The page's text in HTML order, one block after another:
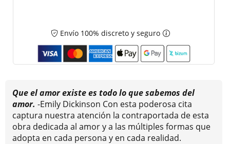
Envío 100% discreto y seguro
Que el amor existe es todo lo que sabemos del
amor. -Emily Dickinson Con esta poderosa cita
captura nuestra atención la contraportada de esta
obra dedicada al amor y a las múltiples formas que
adopta en cada persona y en cada realidad.